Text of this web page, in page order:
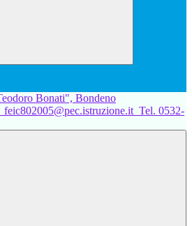
feic802005@pec.istruzione.it Tel. 0532-